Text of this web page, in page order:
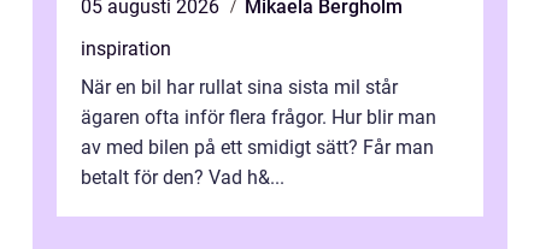
05 augusti 2026
Mikaela Bergholm
inspiration
När en bil har rullat sina sista mil står
ägaren ofta inför flera frågor. Hur blir man
av med bilen på ett smidigt sätt? Får man
betalt för den? Vad h&...